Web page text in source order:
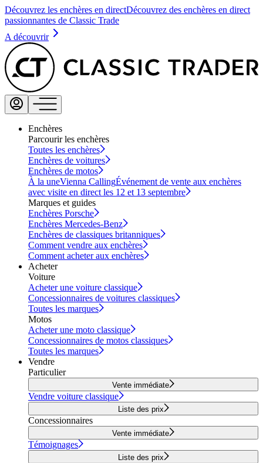
Découvrez les enchères en directDécouvrez des enchères en direct
passionnantes de Classic Trade
A découvrir
Enchères
Parcourir les enchères
Toutes les enchères
Enchères de voitures
Enchères de motos
À la uneVienna CallingÉvénement de vente aux enchères
avec visite en direct les 12 et 13 septembre
Marques et guides
Enchères Porsche
Enchères Mercedes-Benz
Enchères de classiques britanniques
Comment vendre aux enchères
Comment acheter aux enchères
Acheter
Voiture
Acheter une voiture classique
Concessionnaires de voitures classiques
Toutes les marques
Motos
Acheter une moto classique
Concessionnaires de motos classiques
Toutes les marques
Vendre
Particulier
Vente immédiate
Vendre voiture classique
Liste des prix
Concessionnaires
Vente immédiate
Témoignages
Liste des prix